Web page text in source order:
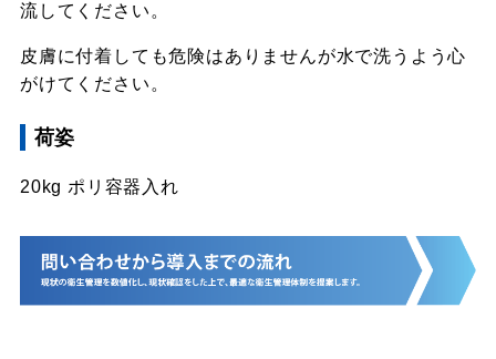
流してください。
皮膚に付着しても危険はありませんが水で洗うよう心
がけてください。
荷姿
20kg ポリ容器入れ